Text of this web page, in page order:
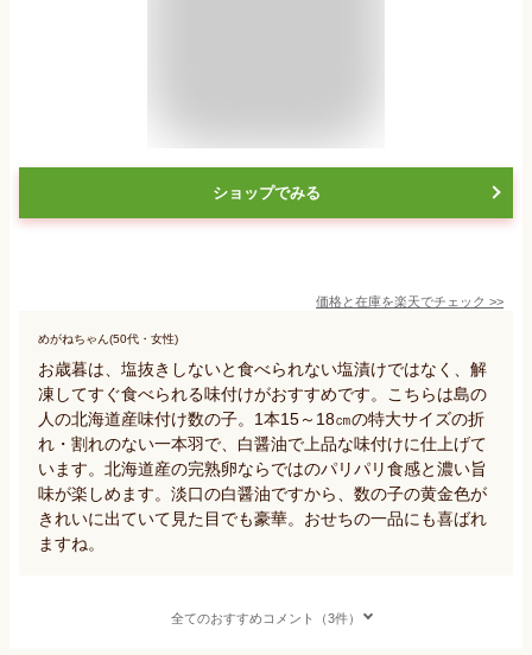
ショップでみる
価格と在庫を楽天でチェック >>
めがねちゃん(50代・女性)
お歳暮は、塩抜きしないと食べられない塩漬けではなく、解
凍してすぐ食べられる味付けがおすすめです。こちらは島の
人の北海道産味付け数の子。1本15～18㎝の特大サイズの折
れ・割れのない一本羽で、白醤油で上品な味付けに仕上げて
います。北海道産の完熟卵ならではのパリパリ食感と濃い旨
味が楽しめます。淡口の白醤油ですから、数の子の黄金色が
きれいに出ていて見た目でも豪華。おせちの一品にも喜ばれ
ますね。
全てのおすすめコメント（3件）